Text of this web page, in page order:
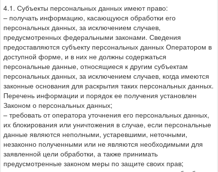
4.1. Субъекты персональных данных имеют право:
– получать информацию, касающуюся обработки его
персональных данных, за исключением случаев,
предусмотренных федеральными законами. Сведения
предоставляются субъекту персональных данных Оператором в
доступной форме, и в них не должны содержаться
персональные данные, относящиеся к другим субъектам
персональных данных, за исключением случаев, когда имеются
законные основания для раскрытия таких персональных данных.
Перечень информации и порядок ее получения установлен
Законом о персональных данных;
– требовать от оператора уточнения его персональных данных,
их блокирования или уничтожения в случае, если персональные
данные являются неполными, устаревшими, неточными,
незаконно полученными или не являются необходимыми для
заявленной цели обработки, а также принимать
предусмотренные законом меры по защите своих прав;